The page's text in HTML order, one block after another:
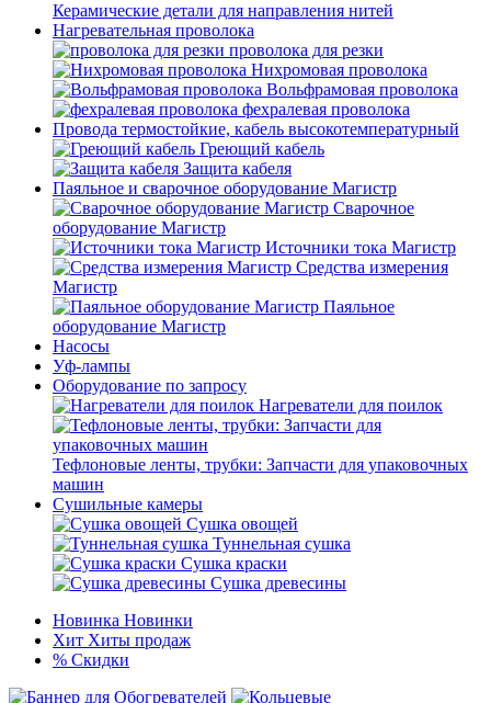
Керамические детали для направления нитей
Нагревательная проволока
проволока для резки
Нихромовая проволока
Вольфрамовая проволока
фехралевая проволока
Провода термостойкие, кабель высокотемпературный
Греющий кабель
Защита кабеля
Паяльное и сварочное оборудование Магистр
Сварочное
оборудование Магистр
Источники тока Магистр
Средства измерения
Магистр
Паяльное
оборудование Магистр
Насосы
Уф-лампы
Оборудование по запросу
Нагреватели для поилок
Тефлоновые ленты, трубки: Запчасти для упаковочных
машин
Сушильные камеры
Сушка овощей
Туннельная сушка
Сушка краски
Сушка древесины
Новинка Новинки
Хит Хиты продаж
% Скидки